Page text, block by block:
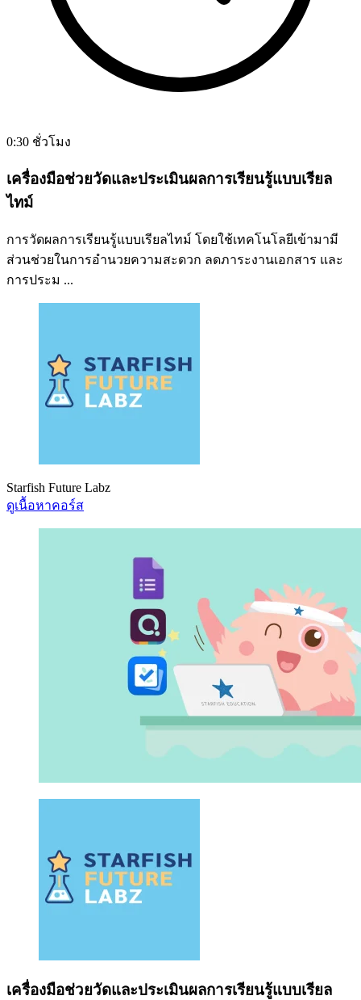
0:30 ชั่วโมง
เครื่องมือช่วยวัดและประเมินผลการเรียนรู้แบบเรียล
ไทม์
การวัดผลการเรียนรู้แบบเรียลไทม์ โดยใช้เทคโนโลยีเข้ามามี
ส่วนช่วยในการอำนวยความสะดวก ลดภาระงานเอกสาร และ
การประม ...
Starfish Future Labz
ดูเนื้อหาคอร์ส
เครื่องมือช่วยวัดและประเมินผลการเรียนรู้แบบเรียล